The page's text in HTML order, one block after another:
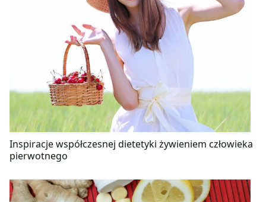
Inspiracje współczesnej dietetyki żywieniem człowieka
pierwotnego